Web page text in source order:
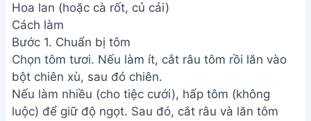
Hoa lan (hoặc cà rốt, củ cải)
Cách làm
Bước 1. Chuẩn bị tôm
Chọn tôm tươi. Nếu làm ít, cắt râu tôm rồi lăn vào
bột chiên xù, sau đó chiên.
Nếu làm nhiều (cho tiệc cưới), hấp tôm (không
luộc) để giữ độ ngọt. Sau đó, cắt râu và lăn tôm